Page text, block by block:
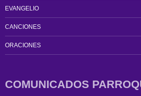
EVANGELIO
CANCIONES
ORACIONES
COMUNICADOS